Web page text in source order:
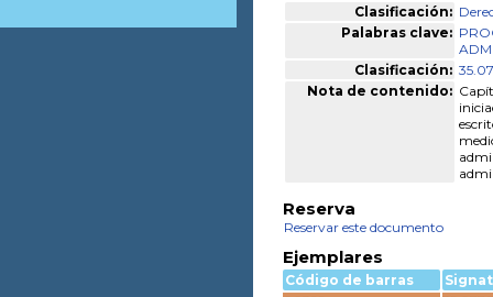
Clasificación:
Palabras clave:
Clasificación:
Nota de contenido:
Reserva
Reservar este documento
Ejemplares
Código de barras